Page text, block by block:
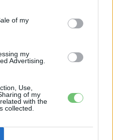
of my
my
Advertising.
Use,
of my
with the
collected.
Kata
és a modern technológiát!